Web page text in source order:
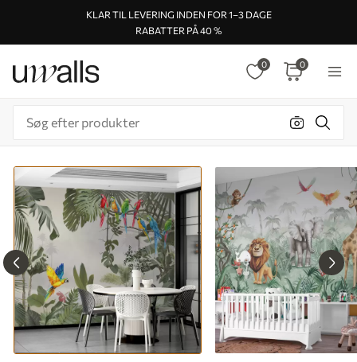
KLAR TIL LEVERING INDEN FOR 1–3 DAGE
RABATTER PÅ 40 %
0 0